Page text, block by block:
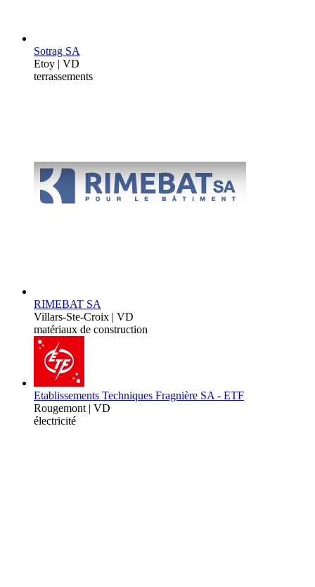
Sotrag SA
Etoy | VD
terrassements
RIMEBAT SA
Villars-Ste-Croix | VD
matériaux de construction
Etablissements Techniques Fragnière SA - ETF
Rougemont | VD
électricité